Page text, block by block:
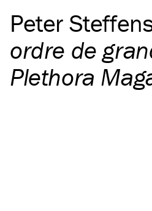
Peter
ordre de
Plethora